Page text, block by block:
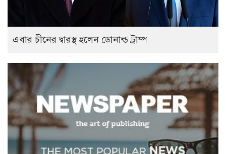
এবার চীনের দ্বারস্থ হলেন ডোনাল্ড ট্রাম্প